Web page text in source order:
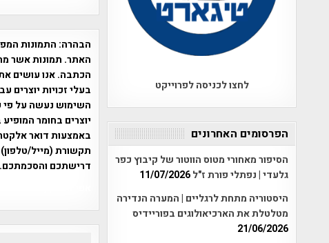
הבהרה: התמונות
האתר. תמונות אשר
הכתבה. אנו עושים
בעלי זכויות יוצרים
יוצרים בחומר
תקשורת (מייל/טלפון)
דרישתכם והסכמתכם.
לחצו לכניסה לפרוייקט
הפרסומים האחרונים
הסיפור מאחורי מטוס הווטור של קיבוץ כפר
גלעדי | נפתלי פורת ז"ל11/07/2026
היסטוריה מתחת לרגליים | המערה הנדירה
מטלטלת את הארכיאולוגים בפוריידיס
21/06/2026